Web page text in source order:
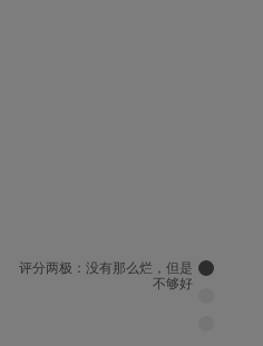
评分两极：没有那么烂，但是
不够好